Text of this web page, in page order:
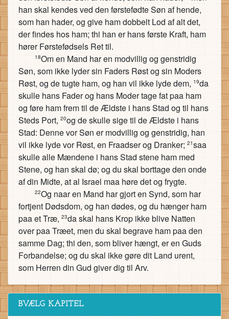
han skal kendes ved den førstefødte Søn af hende,
som han hader, og give ham dobbelt Lod af alt det,
der findes hos ham; thi han er hans første Kraft, ham
hører Førstefødsels Ret til.
18Om en Mand har en modvillig og genstridig
Søn, som ikke lyder sin Faders Røst og sin Moders
Røst, og de tugte ham, og han vil ikke lyde dem, 19da
skulle hans Fader og hans Moder tage fat paa ham
og føre ham frem til de Ældste i hans Stad og til hans
Steds Port, 20og de skulle sige til de Ældste i hans
Stad: Denne vor Søn er modvillig og genstridig, han
vil ikke lyde vor Røst, en Fraadser og Dranker; 21saa
skulle alle Mændene i hans Stad stene ham med
Stene, og han skal dø; og du skal borttage den onde
af din Midte, at al Israel maa høre det og frygte.
22Og naar en Mand har gjort en Synd, som har
fortjent Dødsdom, og han dødes, og du hænger ham
paa et Træ, 23da skal hans Krop ikke blive Natten
over paa Træet, men du skal begrave ham paa den
samme Dag; thi den, som bliver hængt, er en Guds
Forbandelse; og du skal ikke gøre dit Land urent,
som Herren din Gud giver dig til Arv.
BVÆLG KAPITEL